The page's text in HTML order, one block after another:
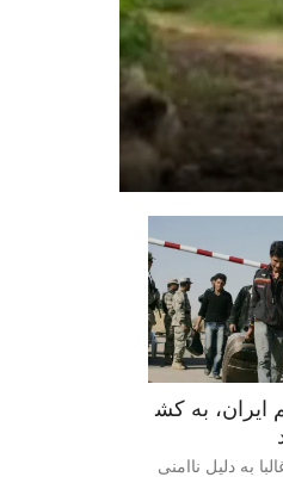
ایران، به کش
به دلیل ناامنی